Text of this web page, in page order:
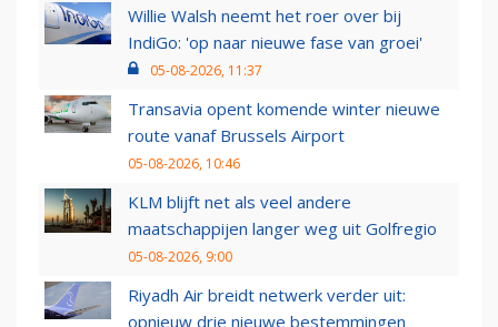
Willie Walsh neemt het roer over bij
IndiGo: 'op naar nieuwe fase van groei'
05-08-2026, 11:37
Transavia opent komende winter nieuwe
route vanaf Brussels Airport
05-08-2026, 10:46
KLM blijft net als veel andere
maatschappijen langer weg uit Golfregio
05-08-2026, 9:00
Riyadh Air breidt netwerk verder uit:
opnieuw drie nieuwe bestemmingen